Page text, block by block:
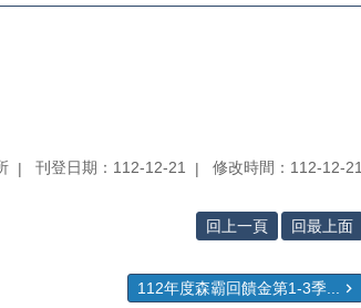
刊登日期：112-12-21 修改時間：112-12-21
回上一頁 回最上面
112年度森霸回饋金第1-3季...